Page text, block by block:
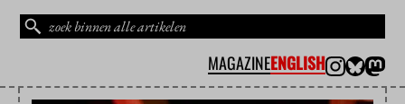
MAGAZINEENGLISH